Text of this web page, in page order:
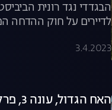
הבגדדי נגד רונית
לדיירים על חוק ההדחה
3.4.2023
האח הגדול, עונה 3, פרק 4: העמדה פומבית ראשונה להדחה